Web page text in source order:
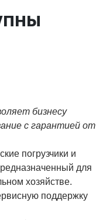
бизнесу
с гарантией от
погрузчики и
для
хозяйстве.
поддержку